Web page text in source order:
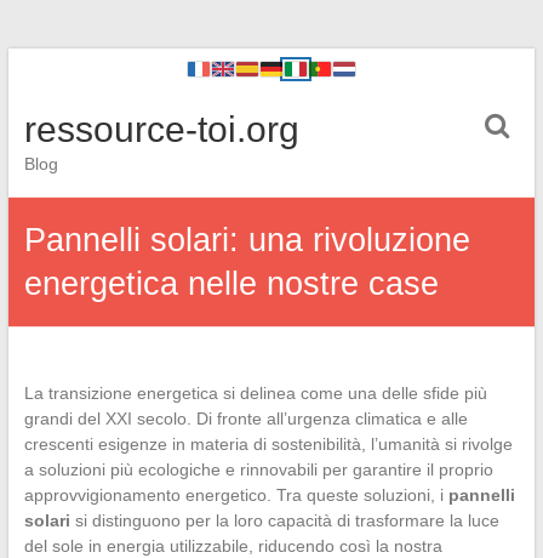
ressource-toi.org
Blog
Pannelli solari: una rivoluzione
energetica nelle nostre case
La transizione energetica si delinea come una delle sfide più
grandi del XXI secolo. Di fronte all’urgenza climatica e alle
crescenti esigenze in materia di sostenibilità, l’umanità si rivolge
a soluzioni più ecologiche e rinnovabili per garantire il proprio
approvvigionamento energetico. Tra queste soluzioni, i pannelli
solari si distinguono per la loro capacità di trasformare la luce
del sole in energia utilizzabile, riducendo così la nostra